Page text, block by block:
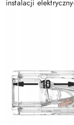
instalacji